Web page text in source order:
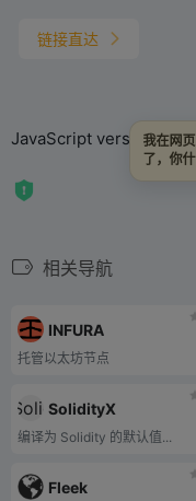
链接直达
JavaScript version of
相关导航
INFURA
托管以太坊节点
SolidityX
编译为 Solidity 的默认值...
Fleek
我在网
了，你